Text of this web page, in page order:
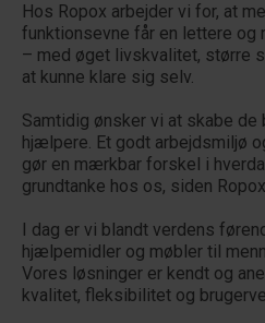
Hos Ropox arbejder vi for, at
funktionsevne får en lettere
– med øget livskvalitet, større
at kunne klare sig selv.
Samtidig ønsker vi at skabe
hjælpere. Et godt arbejdsmiljø
gør en mærkbar forskel i
grundtanke hos os, siden
I dag er vi blandt verdens
hjælpemidler og møbler til
Vores løsninger er kendt og
kvalitet, fleksibilitet og